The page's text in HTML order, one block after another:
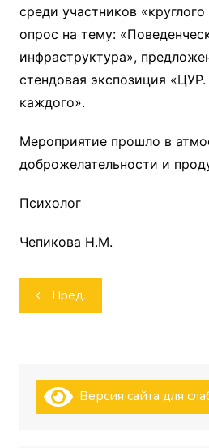
среди участников
опрос на тему:
инфраструктура»,
стендовая экспозиция
каждого».
Мероприятие прошло в
доброжелательности и
Психолог
Чепикова Н.М.
Навигация
по
Пред.
Версия сайта для